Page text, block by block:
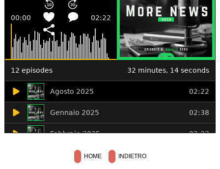
HOME INDIETRO